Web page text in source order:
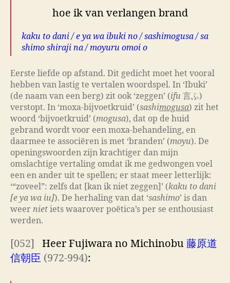
hoe ik van verlangen brand
kaku to dani / e ya wa ibuki no / sashimogusa / sa
shimo shiraji na / moyuru omoi o
Eerste liefde op afstand. Dit gedicht moet het vooral
hebben van lastig te vertalen woordspel. In ‘Ibuki’
(de naam van een berg) zit ook ‘zeggen’ (ifu 言ふ)
verstopt. In ‘moxa-bijvoetkruid’ (sashimogusa) zit het
woord ‘bijvoetkruid’ (mogusa), dat op de huid
gebrand wordt voor een moxa-behandeling, en
daarmee te associëren is met ‘branden’ (moyu). De
openingswoorden zijn krachtiger dan mijn
omslachtige vertaling omdat ik me gedwongen voel
een en ander uit te spellen; er staat meer letterlijk:
‘“zoveel”: zelfs dat [kan ik niet zeggen]’ (kaku to dani
[e ya wa iu]). De herhaling van dat ‘sashimo’ is dan
weer niet iets waarover poëtica’s per se enthousiast
werden.
[052] Heer Fujiwara no Michinobu 藤原道
信朝臣 (972-994):